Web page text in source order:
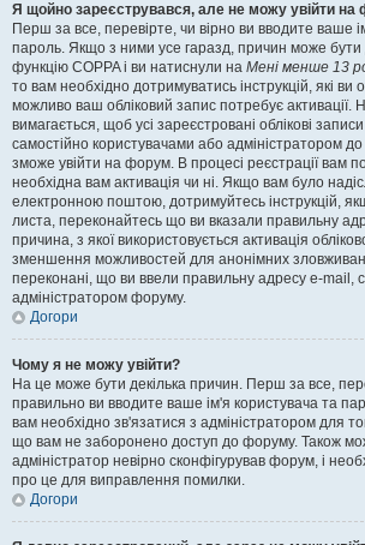
Я щойно зареєструвався, але не можу увійти на
Перш за все, перевірте, чи вірно ви вводите ваше
пароль. Якщо з ними усе гаразд, причин може бути
функцію COPPA і ви натиснули на Мені менше 13
то вам необхідно дотримуватись інструкцій, які
можливо ваш обліковий запис потребує активації.
вимагається, щоб усі зареєстровані облікові
самостійно користувачами або адміністратором до
зможе увійти на форум. В процесі реєстрації вам
необхідна вам активація чи ні. Якщо вам було
електронною поштою, дотримуйтесь інструкцій,
листа, переконайтесь що ви вказали правильну
причина, з якої використовується активація
зменшення можливостей для анонімних
переконані, що ви ввели правильну адресу e-mail,
адміністратором форуму.
Догори
Чому я не можу увійти?
На це може бути декілька причин. Перш за все,
правильно ви вводите ваше ім'я користувача та
вам необхідно зв'язатися з адміністратором для
що вам не заборонено доступ до форуму. Також
адміністратор невірно сконфігурував форум, і
про це для виправлення помилки.
Догори